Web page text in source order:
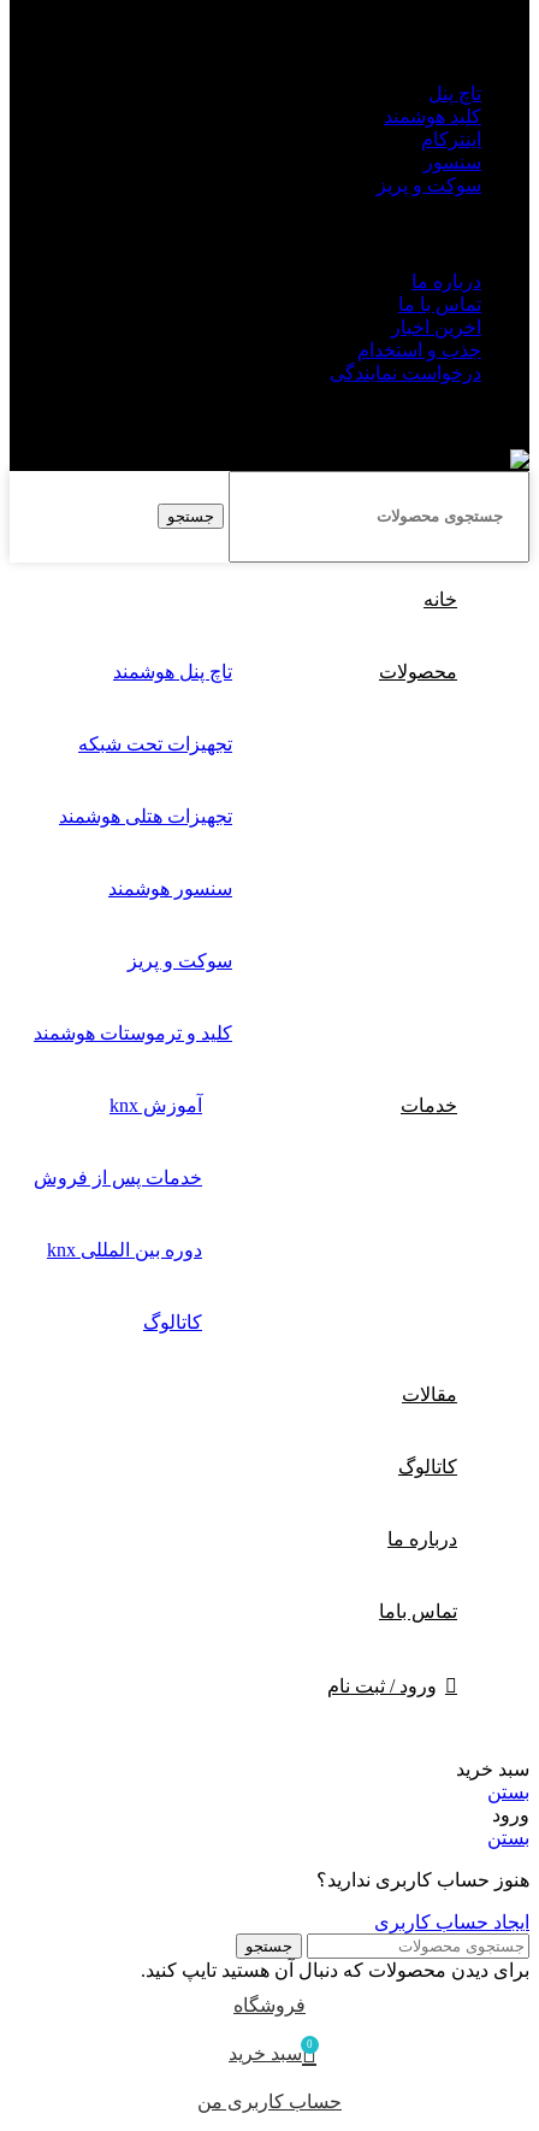
تاچ پنل
کلید هوشمند
اینترکام
سنسور
سوکت و پریز
درباره ما
تماس با ما
اخرین اخبار
جذب و استخدام
درخواست نمایندگی
جستجو
خانه
محصولات تاچ پنل هوشمند
تجهیزات تحت شبکه
تجهیزات هتلی هوشمند
سنسور هوشمند
سوکت و پریز
کلید و ترموستات هوشمند
خدمات آموزش knx
خدمات پس از فروش
دوره بین المللی knx
کاتالوگ
مقالات
کاتالوگ
درباره ما
تماس باما
ورود / ثبت نام
سبد خرید
بستن
ورود
بستن
هنوز حساب کاربری ندارید؟
ایجاد حساب کاربری
جستجو
برای دیدن محصولات که دنبال آن هستید تایپ کنید.
فروشگاه
0 سبد خرید
حساب کاربری من